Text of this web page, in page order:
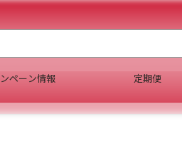
ペーン情報 定期便